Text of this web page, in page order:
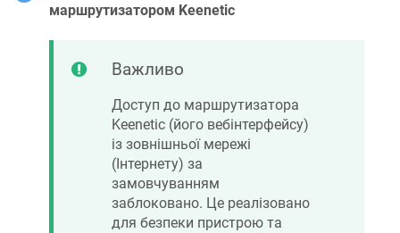
маршрутизатором Keenetic
Важливо
Доступ до маршрутизатора
Keenetic (його вебінтерфейсу)
із зовнішньої мережі
(Інтернету) за
замовчуванням
заблоковано. Це реалізовано
для безпеки пристрою та